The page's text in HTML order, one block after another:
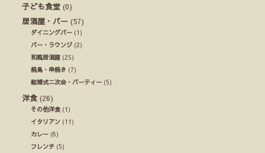
子ども食堂 (0)
居酒屋・バー (57)
ダイニングバー (1)
バー・ラウンジ (2)
和風居酒屋 (25)
焼鳥・串焼き (7)
結婚式ニ次会・パーティー (5)
洋食 (26)
その他洋食(1)
イタリアン (11)
カレー (8)
フレンチ (5)